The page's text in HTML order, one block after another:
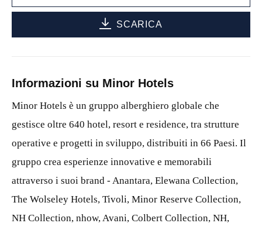
SCARICA
Informazioni su Minor Hotels
Minor Hotels è un gruppo alberghiero globale che
gestisce oltre 640 hotel, resort e residence, tra strutture
operative e progetti in sviluppo, distribuiti in 66 Paesi. Il
gruppo crea esperienze innovative e memorabili
attraverso i suoi brand - Anantara, Elewana Collection,
The Wolseley Hotels, Tivoli, Minor Reserve Collection,
NH Collection, nhow, Avani, Colbert Collection, NH,